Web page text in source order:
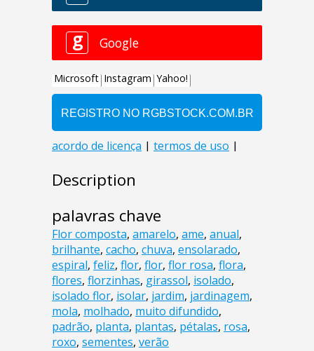
Description
palavras chave
Flor composta, amarelo, ame, anual,
brilhante, cacho, chuva, ensolarado,
espiral, feliz, flor, flor, flor rosa, flora,
flores, florzinhas, girassol, isolado,
isolado flor, isolar, jardim, jardinagem,
mola, molhado, muito difundido,
padrão, planta, plantas, pétalas, rosa,
roxo, sementes, verão